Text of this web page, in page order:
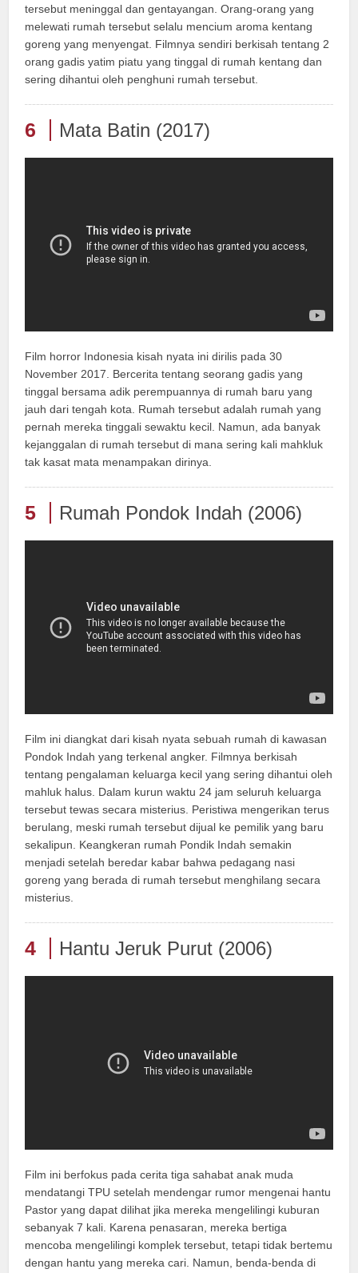
tersebut meninggal dan gentayangan. Orang-orang yang
melewati rumah tersebut selalu mencium aroma kentang
goreng yang menyengat. Filmnya sendiri berkisah tentang 2
orang gadis yatim piatu yang tinggal di rumah kentang dan
sering dihantui oleh penghuni rumah tersebut.
6 Mata Batin (2017)
Film horror Indonesia kisah nyata ini dirilis pada 30
November 2017. Bercerita tentang seorang gadis yang
tinggal bersama adik perempuannya di rumah baru yang
jauh dari tengah kota. Rumah tersebut adalah rumah yang
pernah mereka tinggali sewaktu kecil. Namun, ada banyak
kejanggalan di rumah tersebut di mana sering kali mahkluk
tak kasat mata menampakan dirinya.
5 Rumah Pondok Indah (2006)
Film ini diangkat dari kisah nyata sebuah rumah di kawasan
Pondok Indah yang terkenal angker. Filmnya berkisah
tentang pengalaman keluarga kecil yang sering dihantui oleh
mahluk halus. Dalam kurun waktu 24 jam seluruh keluarga
tersebut tewas secara misterius. Peristiwa mengerikan terus
berulang, meski rumah tersebut dijual ke pemilik yang baru
sekalipun. Keangkeran rumah Pondik Indah semakin
menjadi setelah beredar kabar bahwa pedagang nasi
goreng yang berada di rumah tersebut menghilang secara
misterius.
4 Hantu Jeruk Purut (2006)
Film ini berfokus pada cerita tiga sahabat anak muda
mendatangi TPU setelah mendengar rumor mengenai hantu
Pastor yang dapat dilihat jika mereka mengelilingi kuburan
sebanyak 7 kali. Karena penasaran, mereka bertiga
mencoba mengelilingi komplek tersebut, tetapi tidak bertemu
dengan hantu yang mereka cari. Namun, benda-benda di